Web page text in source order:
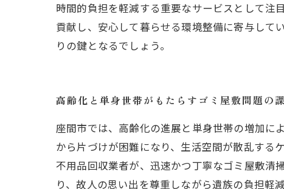
時間的負担を軽減する重要なサービスとして注
貢献し、安心して暮らせる環境整備に寄与して
りの鍵となるでしょう。
高齢化と単身世帯がもたらすゴミ屋敷問題の
座間市では、高齢化の進展と単身世帯の増加に
から片づけが困難になり、生活空間が散乱する
不用品回収業者が、迅速かつ丁寧なゴミ屋敷清
り、故人の思い出を尊重しながら遺族の負担軽